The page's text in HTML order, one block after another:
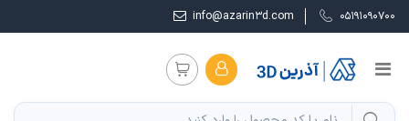
05191090700
info@azarin3d.com